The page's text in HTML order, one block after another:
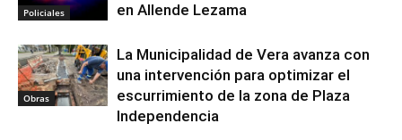
Policiales
en Allende Lezama
Obras
La Municipalidad de Vera avanza con
una intervención para optimizar el
escurrimiento de la zona de Plaza
Independencia